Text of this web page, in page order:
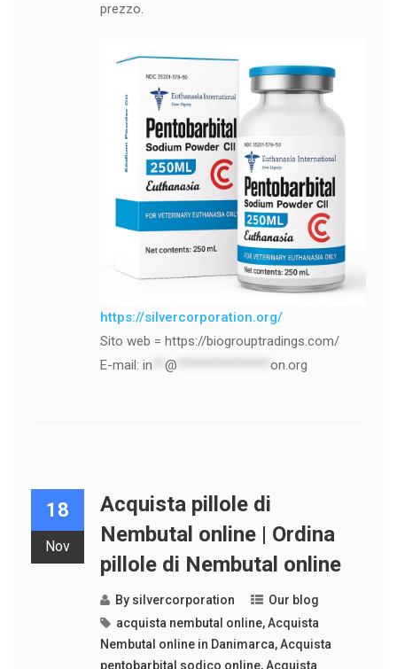
prezzo.
https://silvercorporation.org/
Sito web = https://biogrouptradings.com/
E-mail: in @ on.org
18
Nov
Acquista pillole di
Nembutal online | Ordina
pillole di Nembutal online
By silvercorporation
Our blog
acquista nembutal online,Acquista
Nembutal online in Danimarca,Acquista
pentobarbital sodico online,Acquista